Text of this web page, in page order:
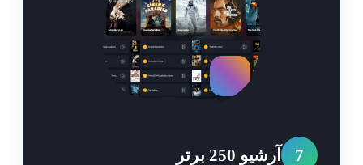
آرشیو 250 برتر